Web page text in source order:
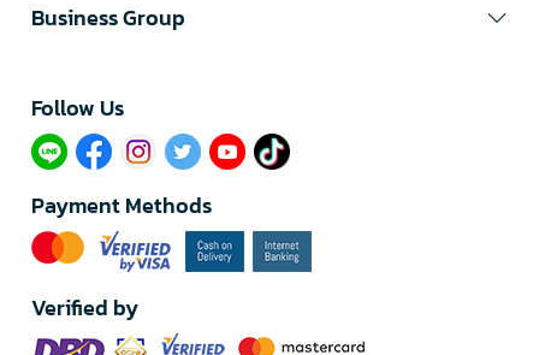
Business Group
Follow Us​
Payment Methods
Verified by